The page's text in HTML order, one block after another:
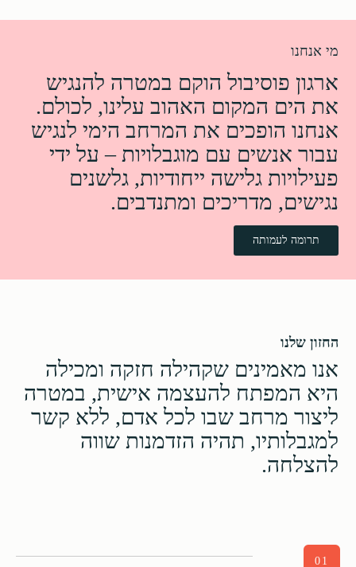
מי אנחנו
ארגון פוסיבול הוקם במטרה להנגיש
את הים המקום האהוב עלינו, לכולם.
אנחנו הופכים את המרחב הימי לנגיש
עבור אנשים עם מוגבלויות – על ידי
פעילויות גלישה ייחודיות, גלשנים
נגישים, מדריכים ומתנדבים.
תרומה לעמותה
החזון שלנו
אנו מאמינים שקהילה חזקה ומכילה
היא המפתח להעצמה אישית, במטרה
ליצור מרחב שבו לכל אדם, ללא קשר
למגבלותיו, תהיה הזדמנות שווה
להצלחה.
01